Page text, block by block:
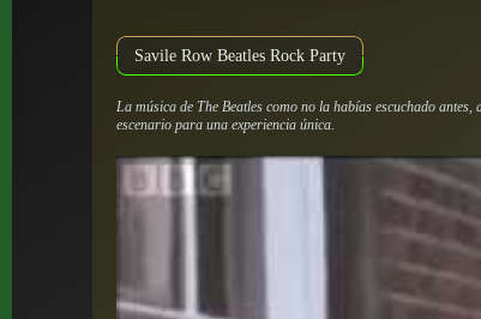
Savile Row Beatles Rock Party
La música de The Beatles como no la habías escuchado
escenario para una experiencia única.